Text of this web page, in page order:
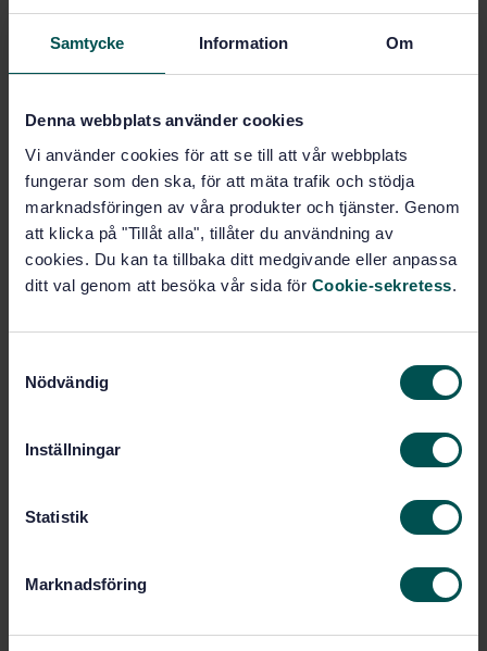
Samtycke Information Om
Denna webbplats använder cookies
Vi använder cookies för att se till att vår webbplats
fungerar som den ska, för att mäta trafik och stödja
marknadsföringen av våra produkter och tjänster. Genom
att klicka på "Tillåt alla", tillåter du användning av
cookies. Du kan ta tillbaka ditt medgivande eller anpassa
ditt val genom att besöka vår sida för Cookie-sekretess.
Nödvändig
Inställningar
Statistik
Marknadsföring
Subjects
Fibre and particle boards
Buy this standard
STANDARD
SWEDISH STANDARD· SS-EN 312-4
Particleboards - Specifications - Part 4:
conditions
Subscribe on standards - Read more
1 097 SEK
Add to cart